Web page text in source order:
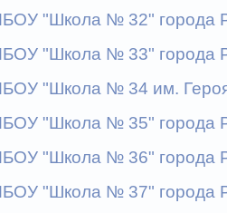
"Школа № 32" города
"Школа № 33" города
"Школа № 34 им.
"Школа № 35" города
"Школа № 36" города
"Школа № 37" города